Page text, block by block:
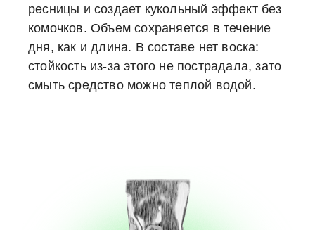
ресницы и создает кукольный эффект без
комочков. Объем сохраняется в течение
дня, как и длина. В составе нет воска:
стойкость из-за этого не пострадала, зато
смыть средство можно теплой водой.